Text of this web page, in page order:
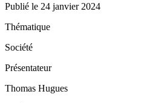
Publié le 24 janvier 2024
Thématique
Société
Présentateur
Thomas Hugues